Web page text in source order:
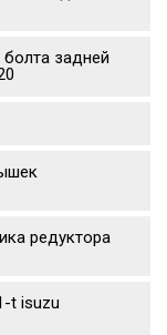
болта задней
редуктора
t isuzu